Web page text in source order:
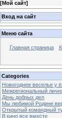
[Мой сайт]
Вход на сайт
Меню сайта
Главная страница
Categories
Новогоднее веселье у
Межрегиональный
День добрых дел
Мы любимой Родине
Открытый командный
В кино все вместе